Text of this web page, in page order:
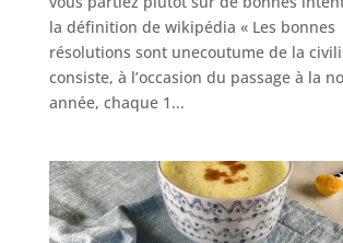
la définition de wikipédia « Les bonnes
résolutions sont unecoutume de la
consiste, à l’occasion du passage à la
année, chaque 1...